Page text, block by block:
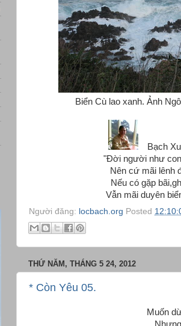
Biển Cù lao xanh. Ảnh
Bạch
"Đời người như
Nên cứ mãi lênh
Nếu có gặp
Vẫn mãi duyên
Người đăng: locbach.org Posted
THỨ NĂM, THÁNG 5 24, 2012
* Còn Yêu 05.
Muốn